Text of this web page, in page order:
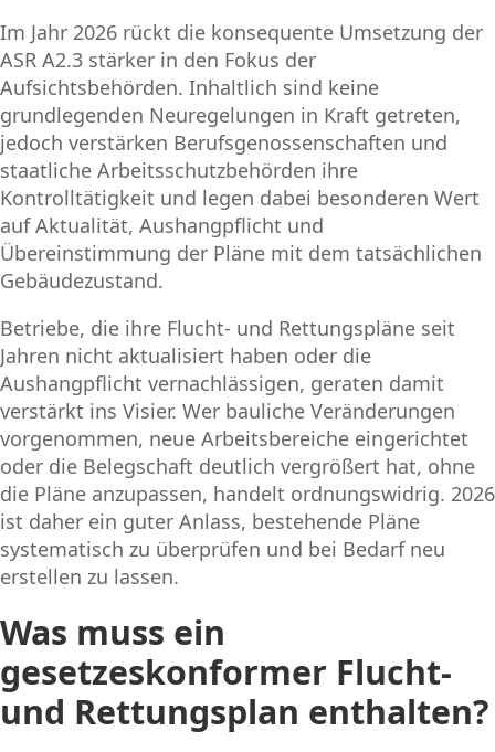
Im Jahr 2026 rückt die konsequente Umsetzung der
ASR A2.3 stärker in den Fokus der
Aufsichtsbehörden. Inhaltlich sind keine
grundlegenden Neuregelungen in Kraft getreten,
jedoch verstärken Berufsgenossenschaften und
staatliche Arbeitsschutzbehörden ihre
Kontrolltätigkeit und legen dabei besonderen Wert
auf Aktualität, Aushangpflicht und
Übereinstimmung der Pläne mit dem tatsächlichen
Gebäudezustand.
Betriebe, die ihre Flucht- und Rettungspläne seit
Jahren nicht aktualisiert haben oder die
Aushangpflicht vernachlässigen, geraten damit
verstärkt ins Visier. Wer bauliche Veränderungen
vorgenommen, neue Arbeitsbereiche eingerichtet
oder die Belegschaft deutlich vergrößert hat, ohne
die Pläne anzupassen, handelt ordnungswidrig. 2026
ist daher ein guter Anlass, bestehende Pläne
systematisch zu überprüfen und bei Bedarf neu
erstellen zu lassen.
Was muss ein
gesetzeskonformer Flucht-
und Rettungsplan enthalten?